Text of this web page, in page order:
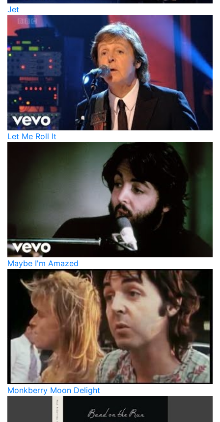
Jet
Let Me Roll It
Maybe I'm Amazed
Monkberry Moon Delight